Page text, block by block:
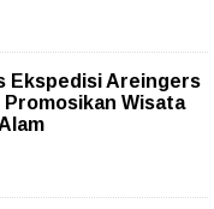
Ekspedisi Areingers
Promosikan Wisata